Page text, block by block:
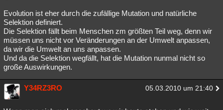
Evolution ist eher durch die zufällige Mutation und natürliche
Selektion definiert.
Die Selektion fällt beim Menschen zm größten Teil weg, denn wir
müssen uns nicht vor Veränderungen an der Umwelt anpassen,
da wir die Umwelt an uns anpassen.
Und da die Selektion wegfällt, hat die Mutation nunmal nicht so
große Auswirkungen.
Y34RZ3RO 05.03.2010 um 21:40